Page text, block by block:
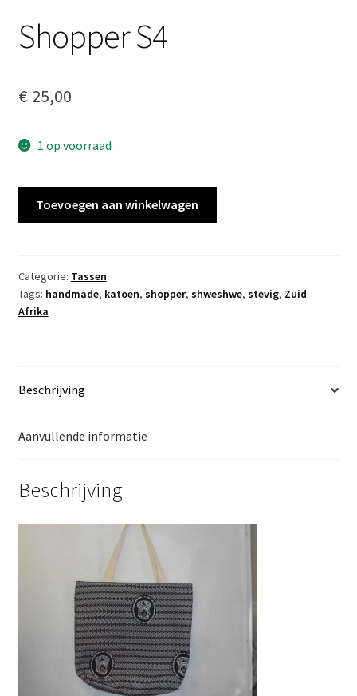
Shopper S4
€ 25,00
1 op voorraad
Toevoegen aan winkelwagen
Categorie: Tassen
Tags: handmade, katoen, shopper, shweshwe, stevig, Zuid
Afrika
Beschrijving
Aanvullende informatie
Beschrijving